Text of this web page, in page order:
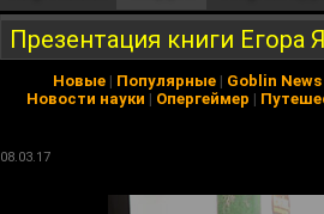
Презентация книги Егора
Новые | Популярные | Goblin News
Новости науки | Опергеймер |
08.03.17